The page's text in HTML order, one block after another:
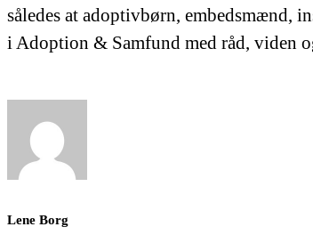
således at adoptivbørn, embedsmænd,
i Adoption & Samfund med råd, viden
Lene Borg